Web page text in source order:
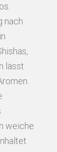
nach
lässt.
weiche